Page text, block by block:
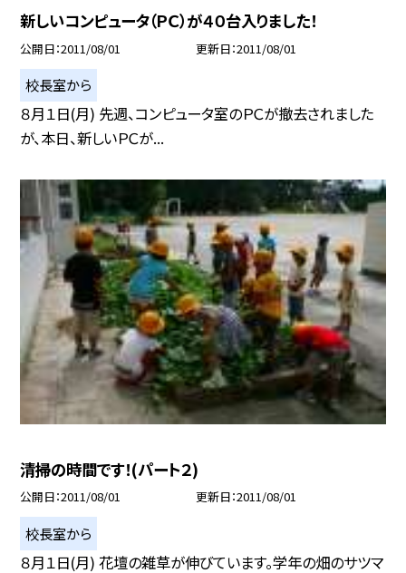
新しいコンピュータ（ＰＣ）が４０台入りました！
公開日 2011/08/01 更新日 2011/08/01
校長室から
８月１日(月) 先週、コンピュータ室のＰＣが撤去されました
が、本日、新しいＰＣが...
清掃の時間です！(パート２)
公開日 2011/08/01 更新日 2011/08/01
校長室から
８月１日(月) 花壇の雑草が伸びています。学年の畑のサツマ